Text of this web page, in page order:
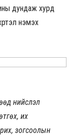
дундаж хурд
нэмэх
нийслэл
их
зогсоолын